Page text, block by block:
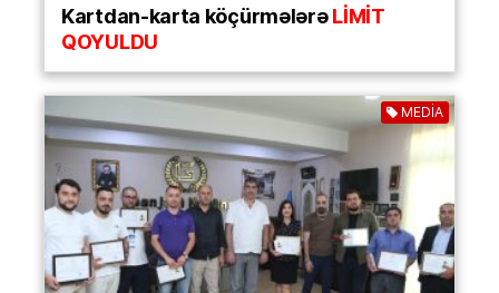
Kartdan-karta köçürmələrəLİMİT
QOYULDU
MEDİA